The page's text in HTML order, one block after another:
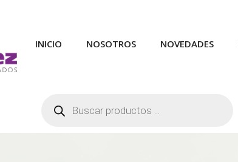
INICIO NOSOTROS NOVEDADES
productos